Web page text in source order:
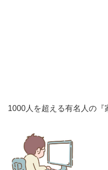
1000人を超える有名人の『